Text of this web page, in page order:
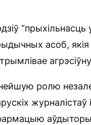
асоб,
ролю
журналістаў